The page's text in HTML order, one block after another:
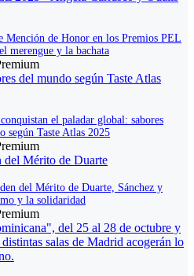
Mención de Honor en los Premios PEL
merengue y la bachata
el paladar global: sabores
según Taste Atlas 2025
del Mérito de Duarte, Sánchez y
y la solidaridad